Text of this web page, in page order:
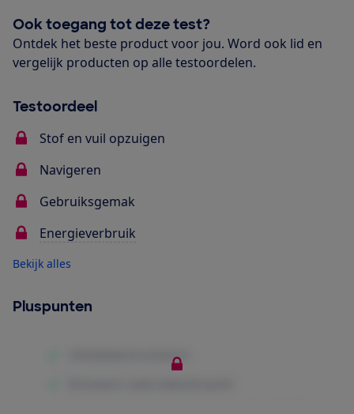
Ook toegang tot deze test?
Ontdek het beste product voor jou. Word ook lid en
vergelijk producten op alle testoordelen.
Testoordeel
Stof en vuil opzuigen
Navigeren
Gebruiksgemak
Energieverbruik
Bekijk alles
Pluspunten